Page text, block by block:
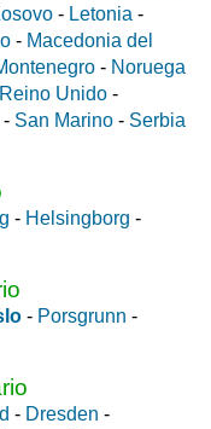
- Letonia -
- Macedonia del
- Noruega
Reino Unido -
- San Marino - Serbia
- Helsingborg -
- Porsgrunn -
- Dresden -